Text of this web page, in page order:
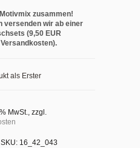
zusammen!
versenden wir ab einer
(9,50 EUR
als Erster
MwSt., zzgl.
SKU: 16_42_043